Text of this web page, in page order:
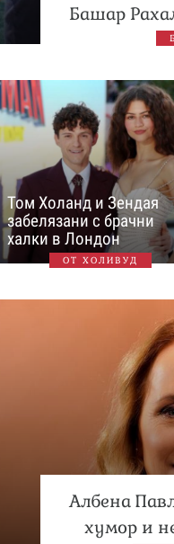
Башар
Том Холанд и Зендая
забелязани с брачни
халки в Лондон
ОТ ХОЛИВУД
Албена
хумор и